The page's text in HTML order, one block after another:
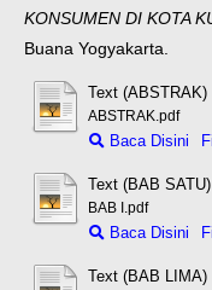
KONSUMEN DI KOTA
Buana Yogyakarta.
Text (ABSTRAK)
ABSTRAK.pdf
Baca Disini
Text (BAB SATU)
BAB I.pdf
Baca Disini
Text (BAB LIMA)